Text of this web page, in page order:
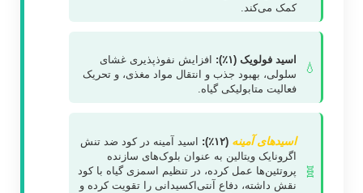
کمک می‌کند.
💧
اسید فولویک (۱٪):
افزایش نفوذپذیری غشای
سلولی، بهبود جذب و انتقال مواد مغذی، و تحریک
فعالیت متابولیکی گیاه.
🧬
اسیدهای آمینه (۱۲٪):
اسید آمینه در کود ضد تنش
اگرونایک ویتالین به عنوان بلوک‌های سازنده
پروتئین‌ها عمل کرده، در تنظیم اسمزی گیاه با کود
نقش داشته، دفاع آنتی‌اکسیدانی را تقویت کرده و